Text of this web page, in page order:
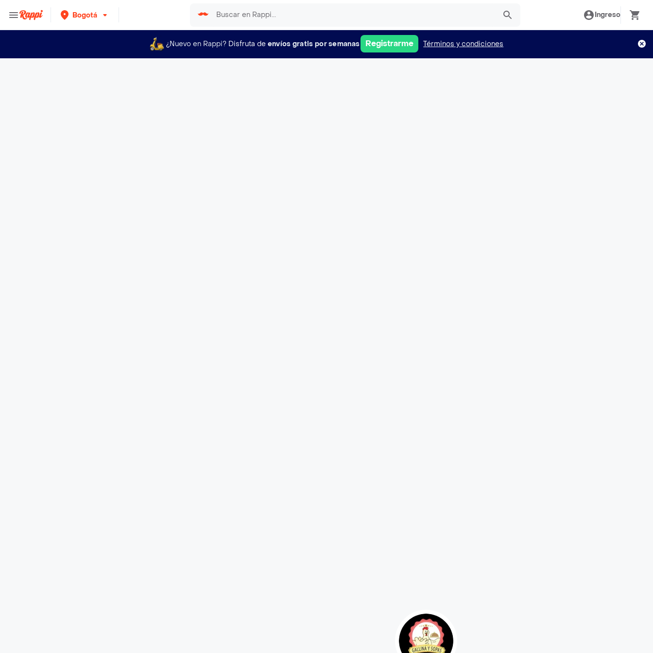
Bogotá Ingreso
¿Nuevo en Rappi? Disfruta de envíos gratis por semanas Registrarme Términos y condiciones